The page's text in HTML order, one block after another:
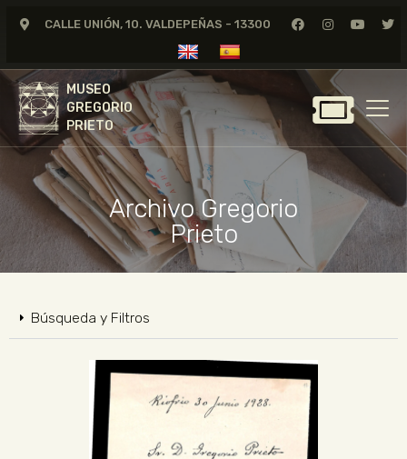
CALLE UNIÓN, 10. VALDEPEÑAS - 13300
MUSEO
GREGORIO
PRIETO
MUSEO
GREGORIO
PRIETO
GREGORIO PRIETO
MUSEO
ARCHIVO
CERTAMEN DE DIBUJO
FUNDACIÓN
NOTICIAS
Archivo Gregorio
Prieto
Búsqueda y Filtros